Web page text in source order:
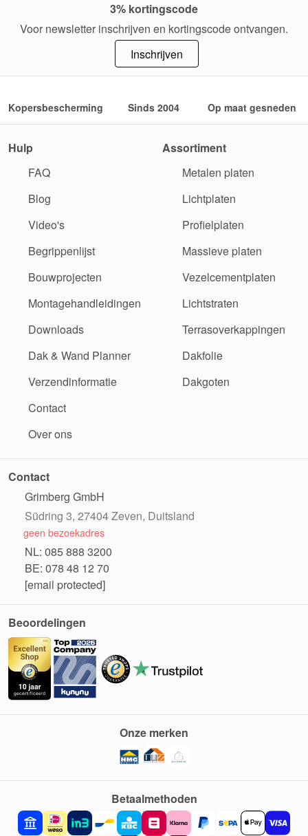
3% kortingscode
Voor newsletter inschrijven en kortingscode ontvangen.
Inschrijven
Kopersbescherming Sinds 2004 Op maat gesneden
Hulp
FAQ
Blog
Video's
Begrippenlijst
Bouwprojecten
Montagehandleidingen
Downloads
Dak & Wand Planner
Verzendinformatie
Contact
Over ons
Assortiment
Metalen platen
Lichtplaten
Profielplaten
Massieve platen
Vezelcementplaten
Lichtstraten
Terrasoverkappingen
Dakfolie
Dakgoten
Contact
Grimberg GmbH
Südring 3, 27404 Zeven, Duitsland
geen bezoekadres
NL: 085 888 3200
BE: 078 48 12 70
[email protected]
Beoordelingen
Betaalmethoden
Onze merken